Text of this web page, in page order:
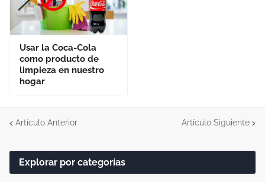
Usar la Coca-Cola
como producto de
limpieza en nuestro
hogar
Artículo Anterior Artículo Siguiente
Explorar por categorías